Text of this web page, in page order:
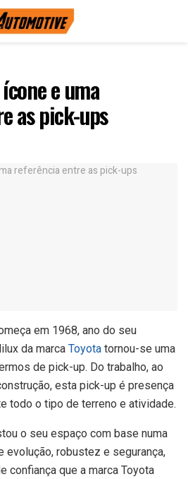
e uma
as pick-ups
em 1968, ano do seu
da marca Toyota tornou-se uma
de pick-up. Do trabalho, ao
esta pick-up é presença
todo o tipo de terreno e atividade.
o seu espaço com base numa
evolução, robustez e segurança,
confiança que a marca Toyota